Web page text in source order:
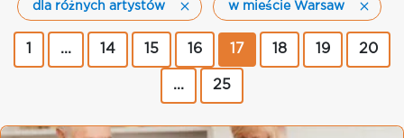
dla różnych artystów w mieście Warsaw
... 14 15 16 17 18 19 20
... 25